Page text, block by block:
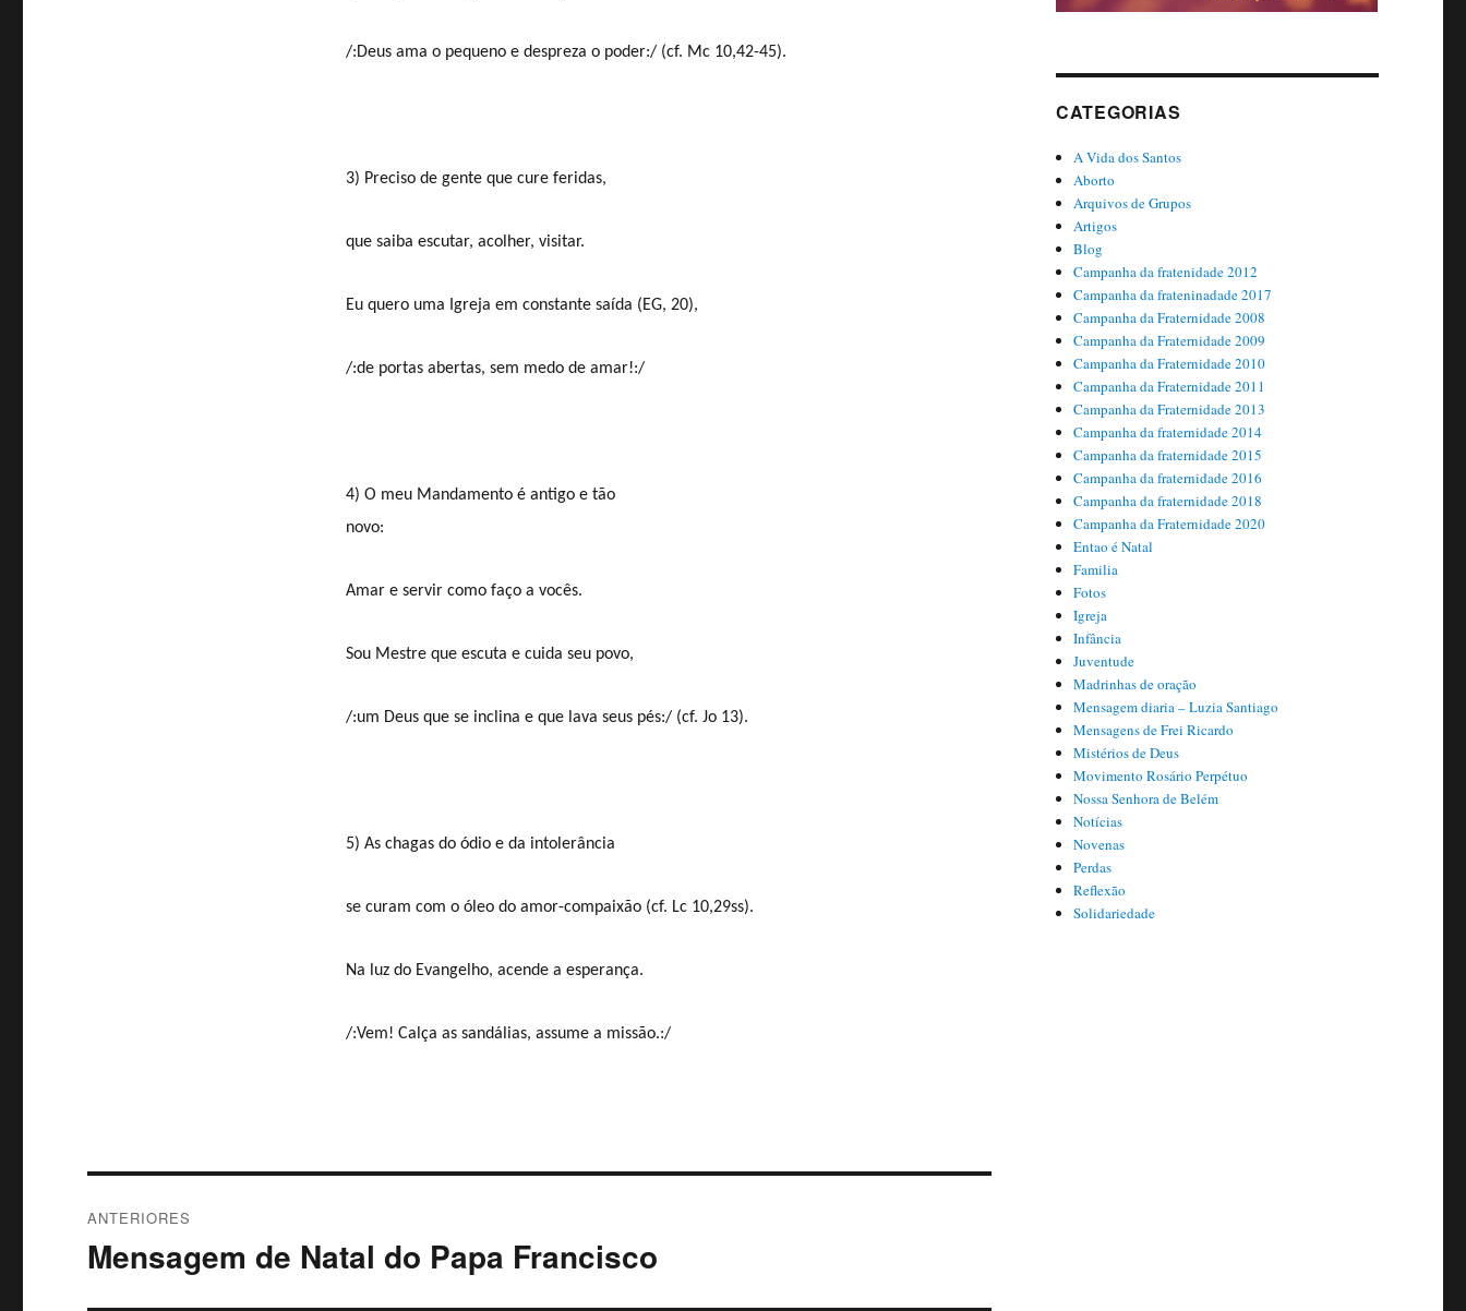
/:Deus ama o pequeno e despreza o poder:/ (cf. Mc 10,42-45).
3) Preciso de gente que cure feridas,
que saiba escutar, acolher, visitar.
Eu quero uma Igreja em constante saída (EG, 20),
/:de portas abertas, sem medo de amar!:/
4) O meu Mandamento é antigo e tão
novo:
Amar e servir como faço a vocês.
Sou Mestre que escuta e cuida seu povo,
/:um Deus que se inclina e que lava seus pés:/ (cf. Jo 13).
5) As chagas do ódio e da intolerância
se curam com o óleo do amor-compaixão (cf. Lc 10,29ss).
Na luz do Evangelho, acende a esperança.
/:Vem! Calça as sandálias, assume a missão.:/
de
ANTERIORES
Post
Mensagem de Natal do Papa Francisco
CATEGORIAS
A Vida dos Santos
Aborto
Arquivos de Grupos
Artigos
Blog
Campanha da fratenidade 2012
Campanha da frateninadade 2017
Campanha da Fraternidade 2008
Campanha da Fraternidade 2009
Campanha da Fraternidade 2010
Campanha da Fraternidade 2011
Campanha da Fraternidade 2013
Campanha da fraternidade 2014
Campanha da fraternidade 2015
Campanha da fraternidade 2016
Campanha da fraternidade 2018
Campanha da Fraternidade 2020
Entao é Natal
Familia
Fotos
Igreja
Infância
Juventude
Madrinhas de oração
Mensagem diaria – Luzia Santiago
Mensagens de Frei Ricardo
Mistérios de Deus
Movimento Rosário Perpétuo
Nossa Senhora de Belém
Notícias
Novenas
Perdas
Reflexão
Solidariedade